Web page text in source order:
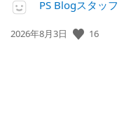
PS Blogスタッフ
公
2026年8月3日 16